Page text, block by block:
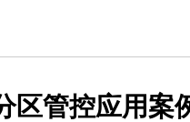
区管控应用案